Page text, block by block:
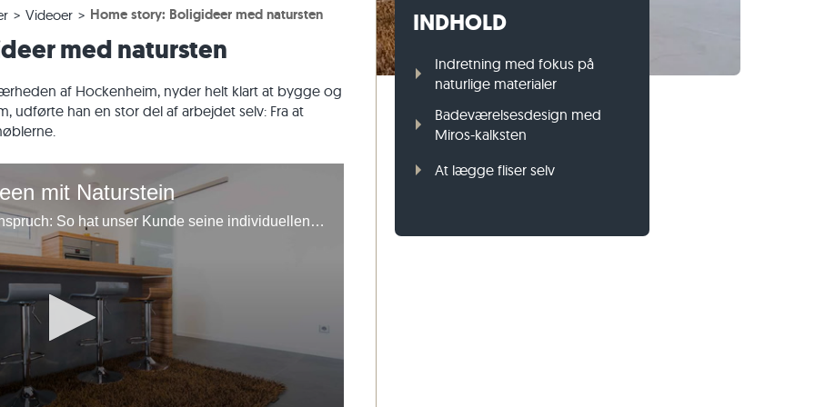
Belægningssten af kalksten
Belægningssten af kvartsit
Rektangulær belægningssten
af gnejs
af kalksten
Mursten af travertin
Mursten af kvartsit
Vægbeklædning af natursten
Græsplænekant i gnejs
Videoer Home story: Boligideer med natursten
med natursten
af Hockenheim, nyder helt klart at bygge og
udførte han en stor del af arbejdet selv: Fra at
mit Naturstein
Kreativer Selbermacher mit Anspruch: So hat unser Kunde seine individuellen Vorstellungen mit Schiefer und Kalkstein realisiert.
INDHOLD
Indretning med fokus på
naturlige materialer
Badeværelsesdesign med
Miros-kalksten
At lægge fliser selv